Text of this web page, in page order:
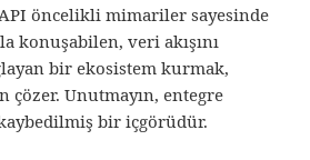
öncelikli mimariler sayesinde
konuşabilen, veri akışını
bir ekosistem kurmak,
çözer. Unutmayın, entegre
bir içgörüdür.